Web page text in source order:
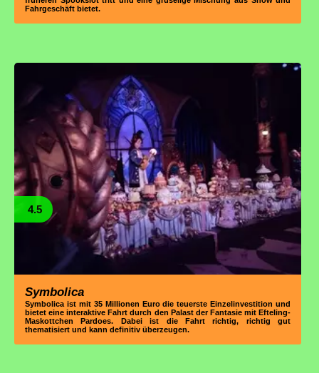
Fahrgeschäft bietet.
4.5
Symbolica
Symbolica ist mit 35 Millionen Euro die teuerste Einzelinvestition und
bietet eine interaktive Fahrt durch den Palast der Fantasie mit Efteling-
Maskottchen Pardoes. Dabei ist die Fahrt richtig, richtig gut
thematisiert und kann definitiv überzeugen.